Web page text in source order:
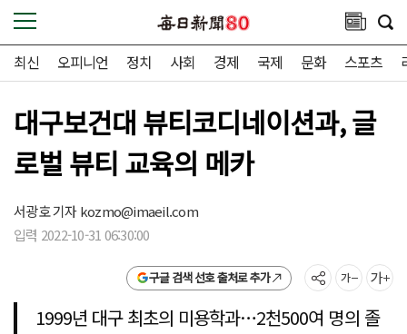
최신 오피니언 정치 사회 경제 국제 문화 스포츠
대구보건대 뷰티코디네이션과, 글
로벌 뷰티 교육의 메카
서광호 기자kozmo@imaeil.com
입력 2022-10-31 06:30:00
구글 검색 선호 출처로 추가
1999년 대구 최초의 미용학과…2천500여 명의 졸